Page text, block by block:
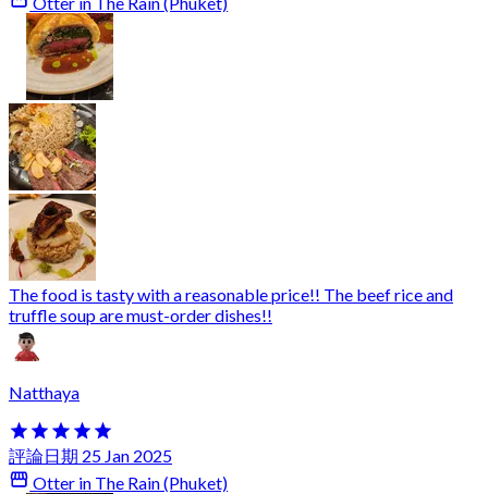
The food is tasty with a reasonable price!! The beef rice and
truffle soup are must-order dishes!!
Natthaya
評論日期 25 Jan 2025
Otter in The Rain (Phuket)